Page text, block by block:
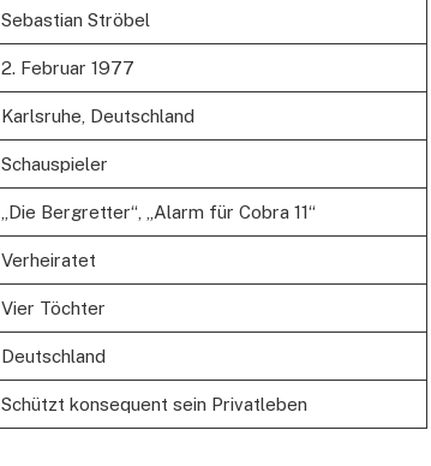
Sebastian Ströbel
2. Februar 1977
Karlsruhe, Deutschland
Schauspieler
„Die Bergretter“, „Alarm für Cobra 11“
Verheiratet
Vier Töchter
Deutschland
Schützt konsequent sein Privatleben